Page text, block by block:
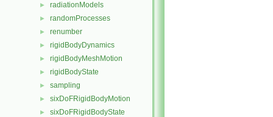
► radiationModels
► randomProcesses
► renumber
► rigidBodyDynamics
► rigidBodyMeshMotion
► rigidBodyState
► sampling
► sixDoFRigidBodyMotion
► sixDoFRigidBodyState